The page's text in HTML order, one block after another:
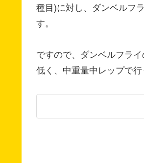
種目)に対し、ダンベルフ
す。
ですので、ダンベルフラ
低く、中重量中レップで行